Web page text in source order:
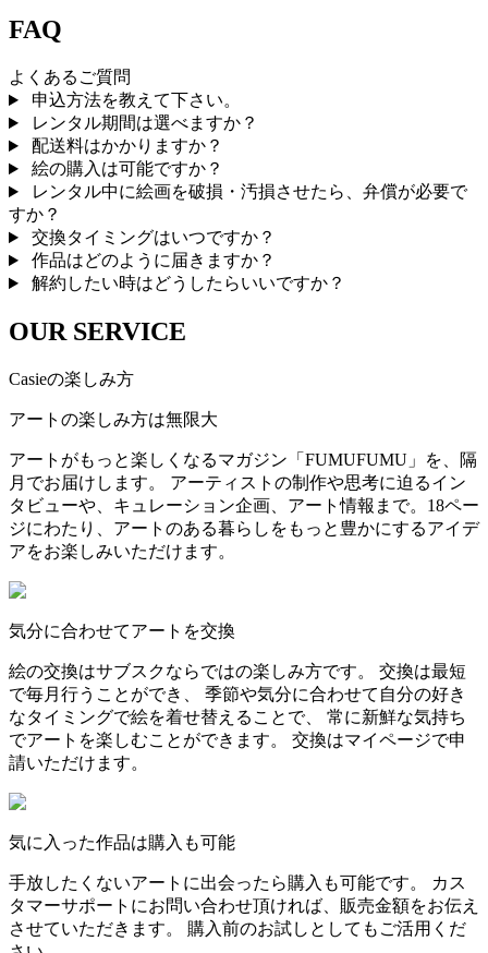
FAQ
よくあるご質問
申込方法を教えて下さい。
レンタル期間は選べますか？
配送料はかかりますか？
絵の購入は可能ですか？
レンタル中に絵画を破損・汚損させたら、弁償が必要で
すか？
交換タイミングはいつですか？
作品はどのように届きますか？
解約したい時はどうしたらいいですか？
OUR SERVICE
Casieの楽しみ方
アートの楽しみ方は無限大
アートがもっと楽しくなるマガジン「FUMUFUMU」を、隔
月でお届けします。 アーティストの制作や思考に迫るイン
タビューや、キュレーション企画、アート情報まで。18ペー
ジにわたり、アートのある暮らしをもっと豊かにするアイデ
アをお楽しみいただけます。
気分に合わせてアートを交換
絵の交換はサブスクならではの楽しみ方です。 交換は最短
で毎月行うことができ、 季節や気分に合わせて自分の好き
なタイミングで絵を着せ替えることで、 常に新鮮な気持ち
でアートを楽しむことができます。 交換はマイページで申
請いただけます。
気に入った作品は購入も可能
手放したくないアートに出会ったら購入も可能です。 カス
タマーサポートにお問い合わせ頂ければ、販売金額をお伝え
させていただきます。 購入前のお試しとしてもご活用くだ